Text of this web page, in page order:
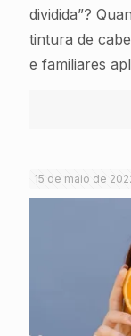
dividida”?
tintura de
e familiares
15 de maio de